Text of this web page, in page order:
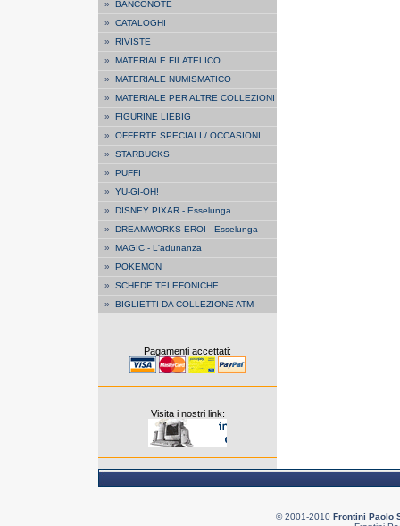
» BANCONOTE
» CATALOGHI
» RIVISTE
» MATERIALE FILATELICO
» MATERIALE NUMISMATICO
» MATERIALE PER ALTRE COLLEZIONI
» FIGURINE LIEBIG
» OFFERTE SPECIALI / OCCASIONI
» STARBUCKS
» PUFFI
» YU-GI-OH!
» DISNEY PIXAR - Esselunga
» DREAMWORKS EROI - Esselunga
» MAGIC - L'adunanza
» POKEMON
» SCHEDE TELEFONICHE
» BIGLIETTI DA COLLEZIONE ATM
Pagamenti accettati:
Visita i nostri link:
© 2001-2010 Frontini Paolo